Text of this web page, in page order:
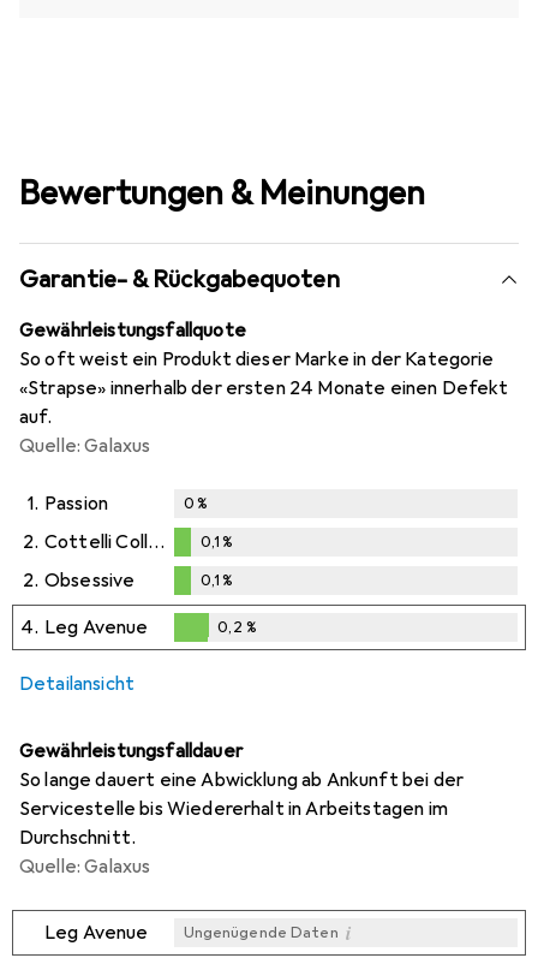
Bewertungen & Meinungen
Garantie- & Rückgabequoten
Gewährleistungsfallquote
So oft weist ein Produkt dieser Marke in der Kategorie
«Strapse» innerhalb der ersten 24 Monate einen Defekt
auf.
Quelle: Galaxus
1. Passion 0%
2. Cottelli Collection
%
0,1%
2. Obsessive
0,1%
0,1%
4. Leg Avenue
0,2%
0,2 %
Detailansicht
Gewährleistungsfalldauer
So lange dauert eine Abwicklung ab Ankunft bei der
Servicestelle bis Wiedererhalt in Arbeitstagen im
Durchschnitt.
Quelle: Galaxus
Leg Avenue Ungenügende Daten i